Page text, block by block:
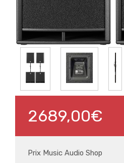
2689,00€
Prix Music Audio Shop